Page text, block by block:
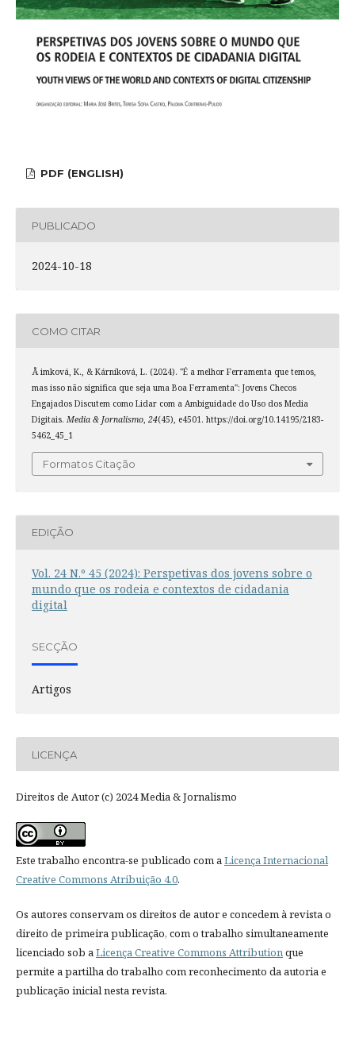
PDF (ENGLISH)
PUBLICADO
2024-10-18
COMO CITAR
Å imková, K., & Kárníková, L. (2024). "É a melhor Ferramenta que temos,
mas isso não significa que seja uma Boa Ferramenta": Jovens Checos
Engajados Discutem como Lidar com a Ambiguidade do Uso dos Media
Digitais. Media & Jornalismo, 24(45), e4501. https://doi.org/10.14195/2183-
5462_45_1
Formatos Citação
EDIÇÃO
Vol. 24 N.º 45 (2024): Perspetivas dos jovens sobre o
mundo que os rodeia e contextos de cidadania
digital
SECÇÃO
Artigos
LICENÇA
Direitos de Autor (c) 2024 Media & Jornalismo
Este trabalho encontra-se publicado com aLicença Internacional
Creative Commons Atribuição 4.0.
Os autores conservam os direitos de autor e concedem à revista o
direito de primeira publicação, com o trabalho simultaneamente
licenciado sob aLicença Creative Commons Attributionque
permite a partilha do trabalho com reconhecimento da autoria e
publicação inicial nesta revista.